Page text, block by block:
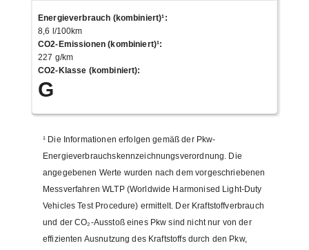
Energieverbrauch (kombiniert)¹:
8,6 l/100km
CO2-Emissionen (kombiniert)¹:
227 g/km
CO2-Klasse (kombiniert):
G
¹ Die Informationen erfolgen gemäß der Pkw-
Energieverbrauchskennzeichnungsverordnung. Die
angegebenen Werte wurden nach dem vorgeschriebenen
Messverfahren WLTP (Worldwide Harmonised Light-Duty
Vehicles Test Procedure) ermittelt. Der Kraftstoffverbrauch
und der CO₂-Ausstoß eines Pkw sind nicht nur von der
effizienten Ausnutzung des Kraftstoffs durch den Pkw,